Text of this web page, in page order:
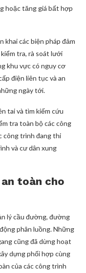
hoặc tăng giá bất hợp
khai các biện pháp đảm
tra, rà soát lưới
khu vực có nguy cơ
điện liên tục và an
ngày tới.
tai và tìm kiếm cứu
tra toàn bộ các công
công trình đang thi
và cư dân xung
toàn cho
lý cầu đường, đường
phân luồng. Những
cũng đã dừng hoạt
dựng phối hợp cùng
của các công trình